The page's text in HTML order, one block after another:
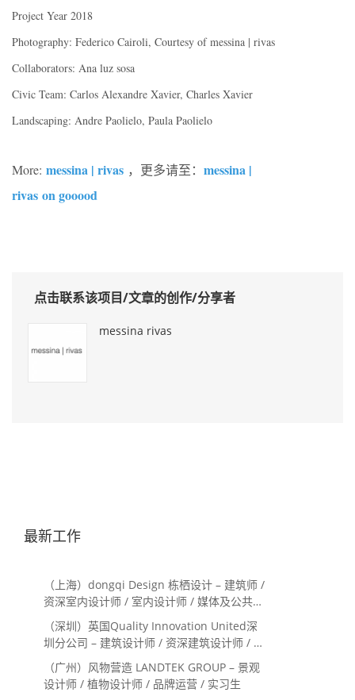
Project Year 2018
Photography: Federico Cairoli, Courtesy of messina | rivas
Collaborators: Ana luz sosa
Civic Team: Carlos Alexandre Xavier, Charles Xavier
Landscaping: Andre Paolielo, Paula Paolielo
More: messina | rivas ，更多请至： messina |
rivas on gooood
点击联系该项目/文章的创作/分享者
messina rivas
最新工作
（上海）dongqi Design 栋栖设计 – 建筑师 /
资深室内设计师 / 室内设计师 / 媒体及公共关
系主管 / 设计实习生（常年招聘）
（深圳）英国Quality Innovation United深
圳分公司 – 建筑设计师 / 资深建筑设计师 / 室
内设计师 / 设计实习生
（广州）风物营造 LANDTEK GROUP – 景观
设计师 / 植物设计师 / 品牌运营 / 实习生